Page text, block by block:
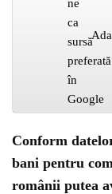
Conform
bani pentru
românii putea